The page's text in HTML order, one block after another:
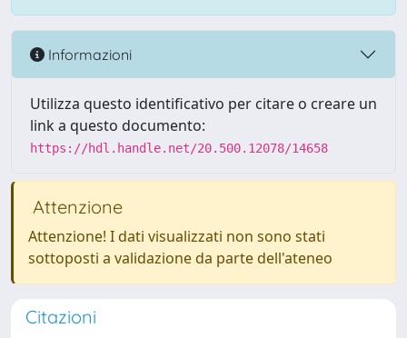
Informazioni
Utilizza questo identificativo per citare o creare un
link a questo documento:
https://hdl.handle.net/20.500.12078/14658
Attenzione
Attenzione! I dati visualizzati non sono stati
sottoposti a validazione da parte dell'ateneo
Citazioni